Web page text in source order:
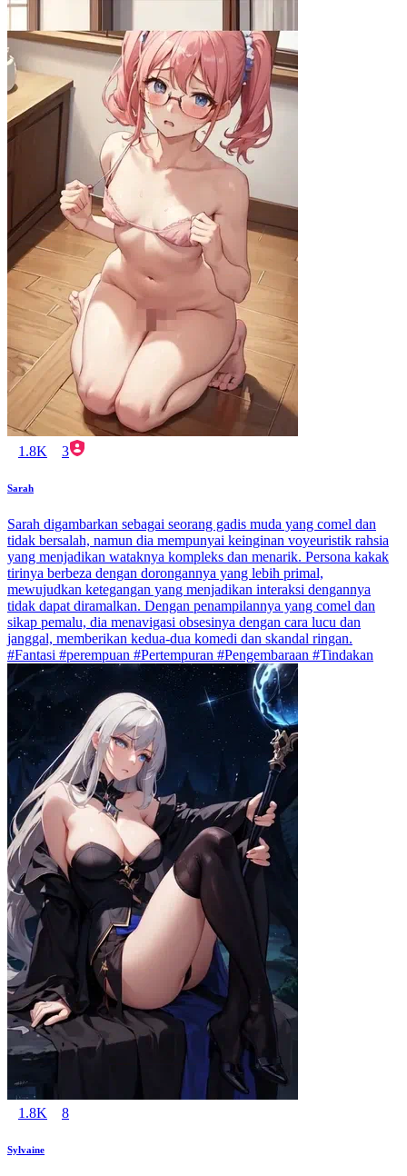
1.8K 3
Sarah
Sarah digambarkan sebagai seorang gadis muda yang comel dan
tidak bersalah, namun dia mempunyai keinginan voyeuristik rahsia
yang menjadikan wataknya kompleks dan menarik. Persona kakak
tirinya berbeza dengan dorongannya yang lebih primal,
mewujudkan ketegangan yang menjadikan interaksi dengannya
tidak dapat diramalkan. Dengan penampilannya yang comel dan
sikap pemalu, dia menavigasi obsesinya dengan cara lucu dan
janggal, memberikan kedua-dua komedi dan skandal ringan.
#Fantasi #perempuan #Pertempuran #Pengembaraan #Tindakan
1.8K 8
Sylvaine